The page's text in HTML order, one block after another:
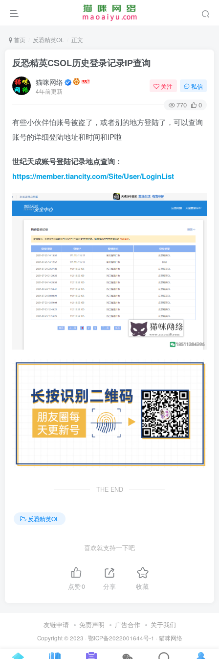
首页 反恐精英OL 正文
反恐精英CSOL历史登录记录IP查询
猫咪网络
4年前更新
关注 私信
770 0
有些小伙伴怕账号被盗了，或者别的地方登陆了，可以查询
账号的详细登陆地址和时间和IP啦
世纪天成账号登陆记录地点查询：
https://member.tiancity.com/Site/User/LoginList
THE END
反恐精英OL
喜欢就支持一下吧
点赞0 分享 收藏
友链申请 免责声明 广告合作 关于我们
Copyright © 2023 · 鄂ICP备2022001644号-1 · 猫咪网络